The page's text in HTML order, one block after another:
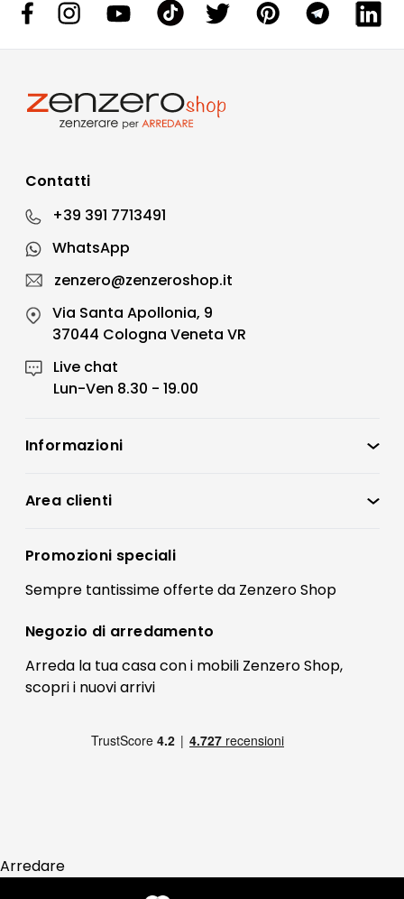
Contatti
+39 391 7713491
WhatsApp
zenzero@zenzeroshop.it
Via Santa Apollonia, 9
37044 Cologna Veneta VR
Live chat
Lun-Ven 8.30 - 19.00
Informazioni
Condizioni di vendita
Preferenze Cookies
Termini e condizioni
Contatti
FAQ
Pagamenti
Area clienti
Registrati
Il mio account
Promozioni speciali
Sempre tantissimeofferteda Zenzero Shop
Negozio di arredamento
Arreda la tua casa con i mobili Zenzero Shop,
scopri i nuovi arrivi
Arredare